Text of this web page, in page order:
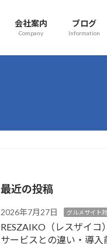
会社案内
Company
ブログ
Information
最近の投稿
2026年7月27日 グルメサイト
RESZAIKO（レスザイコ
サービスとの違い・導